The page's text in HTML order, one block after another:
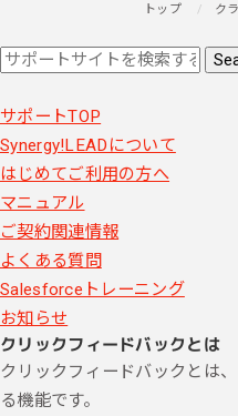
トップ ク
サポートTOP
Synergy!LEADについて
はじめてご利用の方へ
マニュアル
ご契約関連情報
よくある質問
Salesforceトレーニング
お知らせ
クリックフィードバックとは
クリックフィードバックとは
る機能です。